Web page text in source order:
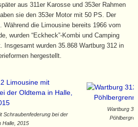
aus 311er Karosse und 353er Rahmen
sie den 353er Motor mit 50 PS. Der
Während die Limousine bereits 1966 vom
wurden “Eckheck”-Kombi und Camping
Insgesamt wurden 35.868 Wartburg 312 in
hergestellt.
Schraubenfederung bei der
Halle, 2015
Wartburg